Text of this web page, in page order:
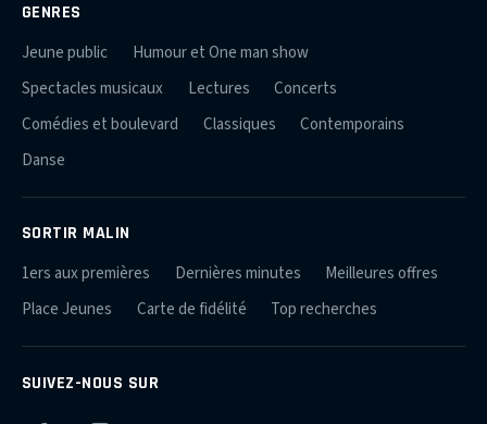
GENRES
Jeune public
Humour et One man show
Spectacles musicaux
Lectures
Concerts
Comédies et boulevard
Classiques
Contemporains
Danse
SORTIR MALIN
1ers aux premières Dernières minutes
Meilleures offres
Place Jeunes
Carte de fidélité Top recherches
SUIVEZ-NOUS SUR